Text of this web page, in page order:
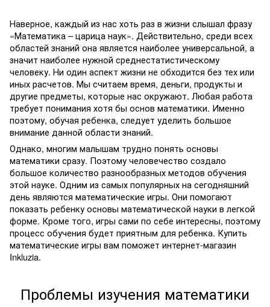
Наверное, каждый из нас хоть раз в жизни слышал фразу
«Математика – царица наук». Действительно, среди всех
областей знаний она является наиболее универсальной, а
значит наиболее нужной среднестатистическому
человеку. Ни один аспект жизни не обходится без тех или
иных расчетов. Мы считаем время, деньги, продукты и
другие предметы, которые нас окружают. Любая работа
требует понимания хотя бы основ математики. Именно
поэтому, обучая ребенка, следует уделить большое
внимание данной области знаний.
Однако, многим малышам трудно понять основы
математики сразу. Поэтому человечество создало
большое количество разнообразных методов обучения
этой науке. Одним из самых популярных на сегодняшний
день являются математические игры. Они помогают
показать ребенку основы математической науки в легкой
форме. Кроме того, игры сами по себе интересны, поэтому
процесс обучения будет приятным для ребенка. Купить
математические игры вам поможет интернет-магазин
Inkluzia.
Проблемы изучения математики